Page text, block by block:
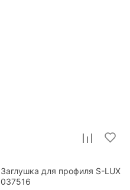
Заглушка для профиля S-LUX
037516